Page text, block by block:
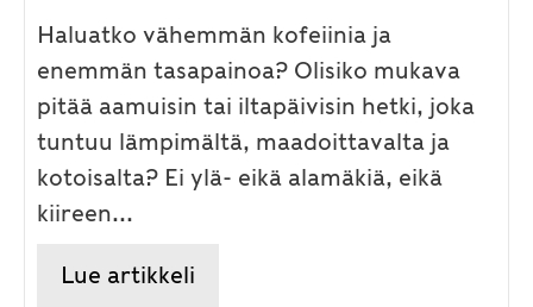
Haluatko vähemmän kofeiinia ja
enemmän tasapainoa? Olisiko mukava
pitää aamuisin tai iltapäivisin hetki, joka
tuntuu lämpimältä, maadoittavalta ja
kotoisalta? Ei ylä- eikä alamäkiä, eikä
kiireen...
Lue artikkeli